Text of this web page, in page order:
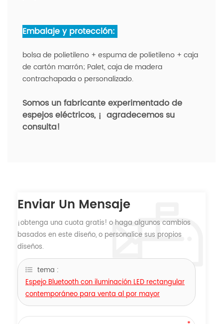
Embalaje y protección:
bolsa de polietileno + espuma de polietileno + caja
de cartón marrón; Palet, caja de madera
contrachapada o personalizado.
Somos un fabricante experimentado de
espejos eléctricos, ¡ agradecemos su
consulta!
Enviar Un Mensaje
¡obtenga una cuota gratis! o haga algunos cambios
basados ​​en este diseño, o personalice sus propios
diseños.
tema :
Espejo Bluetooth con iluminación LED rectangular
contemporáneo para venta al por mayor